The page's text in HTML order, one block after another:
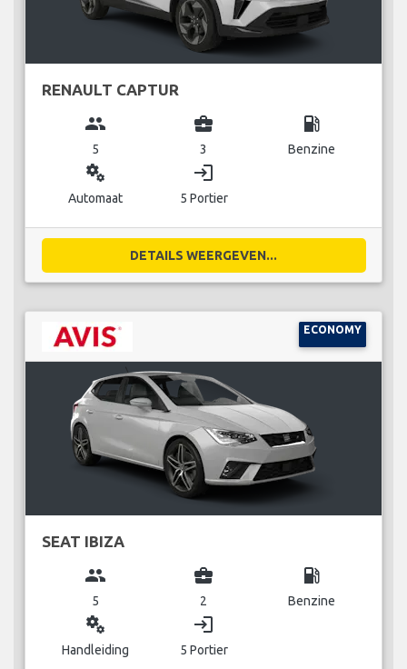
RENAULT CAPTUR
group
5
business_center
3
local_gas_station
Benzine
miscellaneous_services
Automaat
login
5 Portier
DETAILS WEERGEVEN...
ECONOMY
SEAT IBIZA
group
5
business_center
2
local_gas_station
Benzine
miscellaneous_services
Handleiding
login
5 Portier